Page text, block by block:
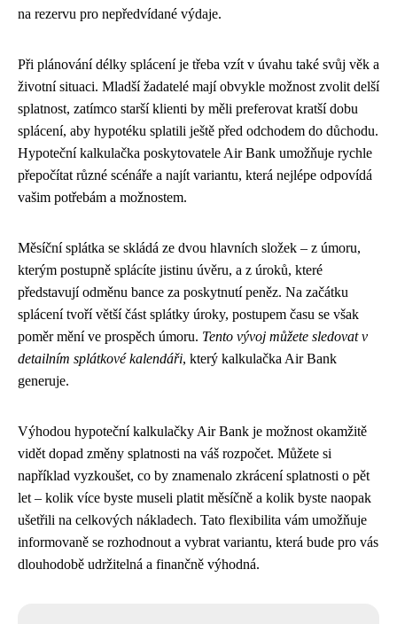
na rezervu pro nepředvídané výdaje.
Při plánování délky splácení je třeba vzít v úvahu také svůj věk a
životní situaci. Mladší žadatelé mají obvykle možnost zvolit delší
splatnost, zatímco starší klienti by měli preferovat kratší dobu
splácení, aby hypotéku splatili ještě před odchodem do důchodu.
Hypoteční kalkulačka poskytovatele Air Bank umožňuje rychle
přepočítat různé scénáře a najít variantu, která nejlépe odpovídá
vašim potřebám a možnostem.
Měsíční splátka se skládá ze dvou hlavních složek – z úmoru,
kterým postupně splácíte jistinu úvěru, a z úroků, které
představují odměnu bance za poskytnutí peněz. Na začátku
splácení tvoří větší část splátky úroky, postupem času se však
poměr mění ve prospěch úmoru. Tento vývoj můžete sledovat v
detailním splátkové kalendáři, který kalkulačka Air Bank
generuje.
Výhodou hypoteční kalkulačky Air Bank je možnost okamžitě
vidět dopad změny splatnosti na váš rozpočet. Můžete si
například vyzkoušet, co by znamenalo zkrácení splatnosti o pět
let – kolik více byste museli platit měsíčně a kolik byste naopak
ušetřili na celkových nákladech. Tato flexibilita vám umožňuje
informovaně se rozhodnout a vybrat variantu, která bude pro vás
dlouhodobě udržitelná a finančně výhodná.